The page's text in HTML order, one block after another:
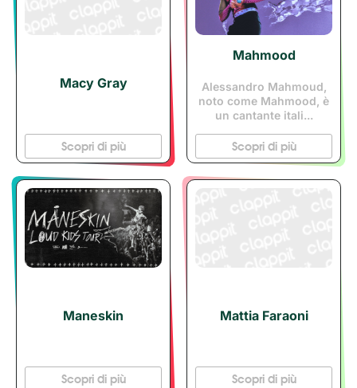
Macy Gray
Scopri di più
Mahmood
Alessandro Mahmoud,
noto come Mahmood, è
un cantante itali...
Scopri di più
Maneskin
Scopri di più
Mattia Faraoni
Scopri di più